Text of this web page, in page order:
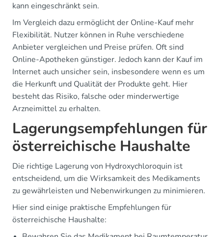
kann eingeschränkt sein.
Im Vergleich dazu ermöglicht der Online-Kauf mehr
Flexibilität. Nutzer können in Ruhe verschiedene
Anbieter vergleichen und Preise prüfen. Oft sind
Online-Apotheken günstiger. Jedoch kann der Kauf im
Internet auch unsicher sein, insbesondere wenn es um
die Herkunft und Qualität der Produkte geht. Hier
besteht das Risiko, falsche oder minderwertige
Arzneimittel zu erhalten.
Lagerungsempfehlungen für
österreichische Haushalte
Die richtige Lagerung von Hydroxychloroquin ist
entscheidend, um die Wirksamkeit des Medikaments
zu gewährleisten und Nebenwirkungen zu minimieren.
Hier sind einige praktische Empfehlungen für
österreichische Haushalte: